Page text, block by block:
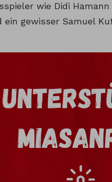
wie Didi Hamann
gewisser Samuel